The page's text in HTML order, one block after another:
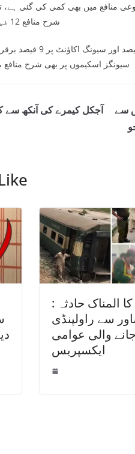
منافع میں بھی کمی کی گئی ہے،
شرح منافع 12 فیصد پر برقرار رکھی گئی ہے۔
اسی طرح پنشنرز بینیفٹ
سیونگز اسکیموں پر بھی شرح منافع
آجکل کیمرے کی آنکھ سے
سے
المناک حادثہ :
سے راولپنڈی
جانے والی عوامی
ایکسپریس